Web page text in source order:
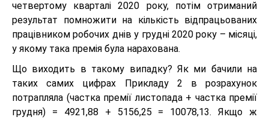
четвертому кварталі 2020 року, потім отриманий
результат помножити на кількість відпрацьованих
працівником робочих днів у грудні 2020 року – місяці,
у якому така премія була нарахована.
Що виходить в такому випадку? Як ми бачили на
таких самих цифрах Прикладу 2 в розрахунок
потрапляла (частка премії листопада + частка премії
грудня) = 4921,88 + 5156,25 = 10078,13. Якщо ж